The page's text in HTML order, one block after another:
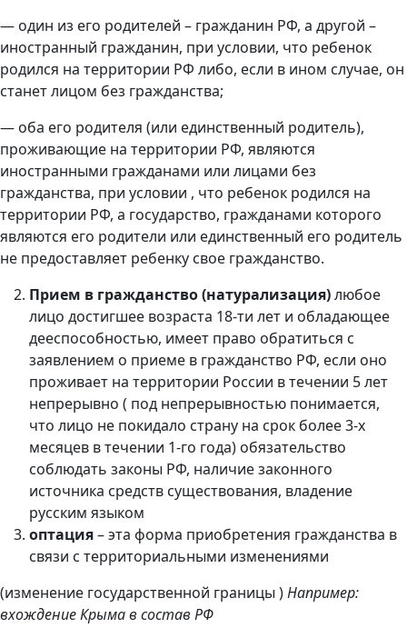
— один из его родителей – гражданин РФ, а другой –
иностранный гражданин, при условии, что ребенок
родился на территории РФ либо, если в ином случае, он
станет лицом без гражданства;
— оба его родителя (или единственный родитель),
проживающие на территории РФ, являются
иностранными гражданами или лицами без
гражданства, при условии , что ребенок родился на
территории РФ, а государство, гражданами которого
являются его родители или единственный его родитель
не предоставляет ребенку свое гражданство.
Прием в гражданство (натурализация)любое
лицо достигшее возраста 18-ти лет и обладающее
дееспособностью, имеет право обратиться с
заявлением о приеме в гражданство РФ, если оно
проживает на территории России в течении 5 лет
непрерывно ( под непрерывностью понимается,
что лицо не покидало страну на срок более 3-х
месяцев в течении 1-го года) обязательство
соблюдать законы РФ, наличие законного
источника средств существования, владение
русским языком
оптация– эта форма приобретения гражданства в
связи с территориальными изменениями
(изменение государственной границы )Например:
вхождение Крыма в состав РФ